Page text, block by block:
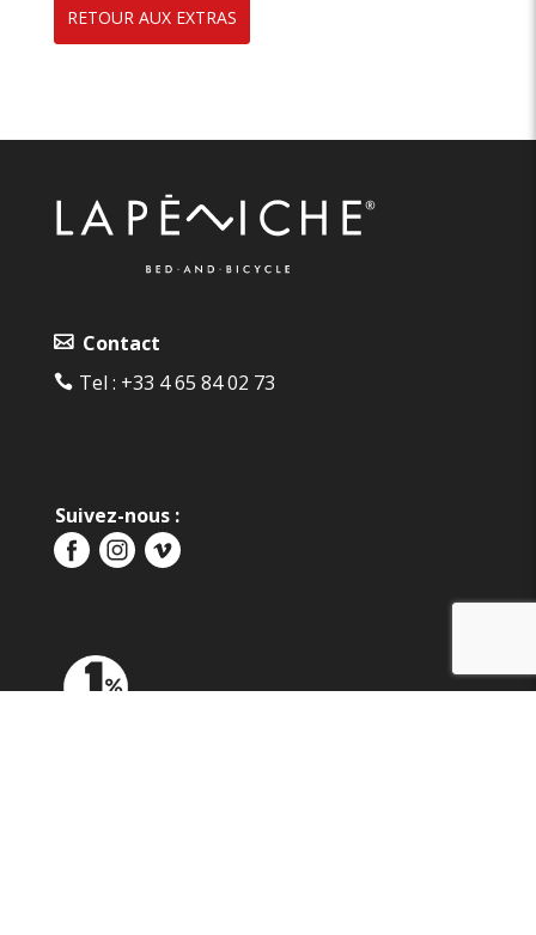
RETOUR AUX EXTRAS
Contact
Tel : +33 4 65 84 02 73‬
Suivez-nous :